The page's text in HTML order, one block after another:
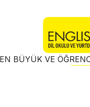
BÜYÜK VE